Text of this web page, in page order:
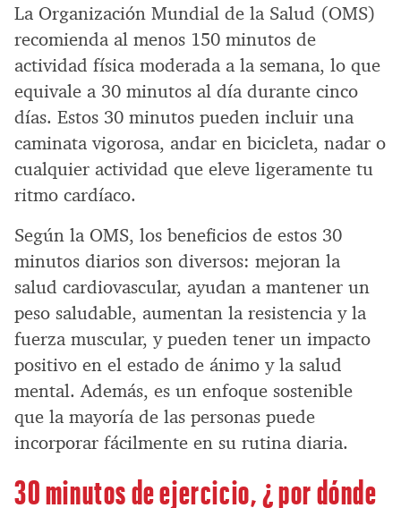
La Organización Mundial de la Salud (OMS)
recomienda al menos 150 minutos de
actividad física moderada a la semana, lo que
equivale a 30 minutos al día durante cinco
días. Estos 30 minutos pueden incluir una
caminata vigorosa, andar en bicicleta, nadar o
cualquier actividad que eleve ligeramente tu
ritmo cardíaco.
Según la OMS, los beneficios de estos 30
minutos diarios son diversos: mejoran la
salud cardiovascular, ayudan a mantener un
peso saludable, aumentan la resistencia y la
fuerza muscular, y pueden tener un impacto
positivo en el estado de ánimo y la salud
mental. Además, es un enfoque sostenible
que la mayoría de las personas puede
incorporar fácilmente en su rutina diaria.
30 minutos de ejercicio, ¿ por dónde